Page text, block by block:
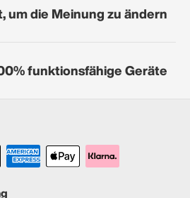
um die Meinung zu ändern
funktionsfähige Geräte